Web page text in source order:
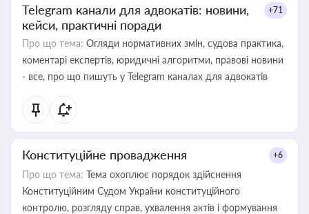
Telegram канали для адвокатів: новини,
кейси, практичні поради
+71
Про що тема: Огляди нормативних змін, судова практика,
коментарі експертів, юридичні алгоритми, правові новини
- все, про що пишуть у Telegram каналах для адвокатів
Конституційне провадження +6
Про що тема: Тема охоплює порядок здійснення
Конституційним Судом України конституційного
контролю, розгляду справ, ухвалення актів і формування